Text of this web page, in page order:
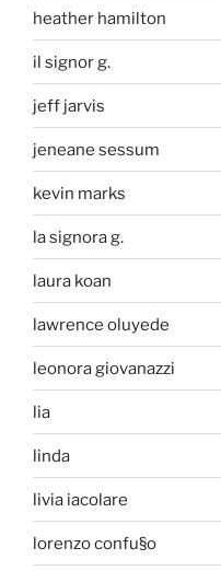
heather hamilton
il signor g.
jeff jarvis
jeneane sessum
kevin marks
la signora g.
laura koan
lawrence oluyede
leonora giovanazzi
lia
linda
livia iacolare
lorenzo confu§o